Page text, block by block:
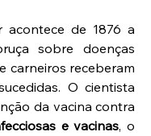
acontece de 1876 a
sobre doenças
carneiros receberam
O cientista
da vacina contra
e vacinas, o